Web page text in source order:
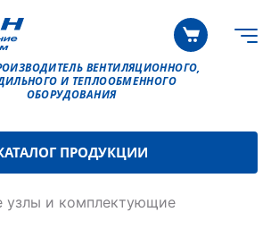
ВЕНТИЛЯЦИОННОГО,
И ТЕПЛООБМЕННОГО
ОБОРУДОВАНИЯ
ПРОДУКЦИИ
узлы и комплектующие